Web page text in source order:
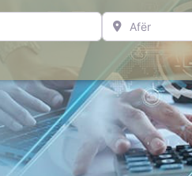
Afër